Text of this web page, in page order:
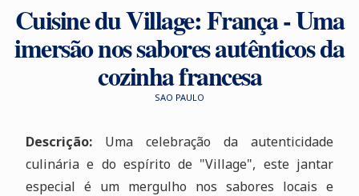
Cuisine du Village: França - Uma
imersão nos sabores autênticos da
cozinha francesa
SAO PAULO
Descrição: Uma celebração da autenticidade
culinária e do espírito de "Village", este jantar
especial é um mergulho nos sabores locais e